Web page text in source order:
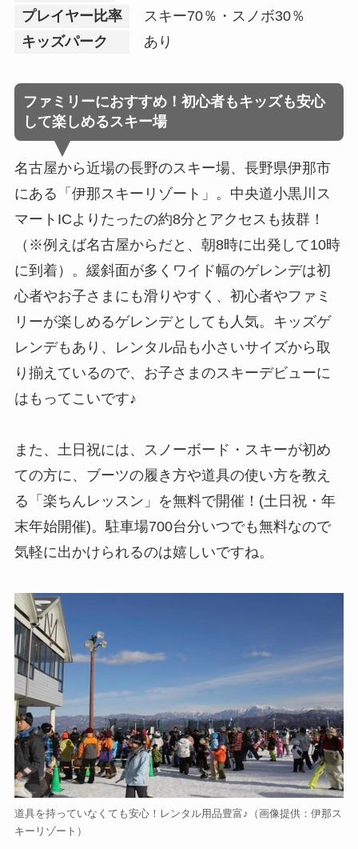
プレイヤー比率
スキー70％・スノボ30％
キッズパーク
あり
ファミリーにおすすめ！初心者もキッズも安心
して楽しめるスキー場
名古屋から近場の長野のスキー場、長野県伊那市
にある「伊那スキーリゾート」。中央道小黒川ス
マートICよりたったの約8分とアクセスも抜群！
（※例えば名古屋からだと、朝8時に出発して10時
に到着）。緩斜面が多くワイド幅のゲレンデは初
心者やお子さまにも滑りやすく、初心者やファミ
リーが楽しめるゲレンデとしても人気。キッズゲ
レンデもあり、レンタル品も小さいサイズから取
り揃えているので、お子さまのスキーデビューに
はもってこいです♪
また、土日祝には、スノーボード・スキーが初め
ての方に、ブーツの履き方や道具の使い方を教え
る「楽ちんレッスン」を無料で開催！(土日祝・年
末年始開催)。駐車場700台分いつでも無料なので
気軽に出かけられるのは嬉しいですね。
道具を持っていなくても安心！レンタル用品豊富♪（画像提供：伊那ス
キーリゾート）